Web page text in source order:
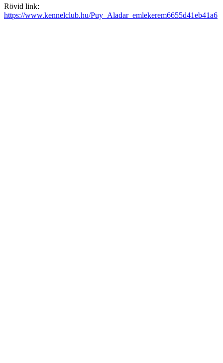
Rövid link:
https://www.kennelclub.hu/Puy_Aladar_emlekerem6655d41eb41a6